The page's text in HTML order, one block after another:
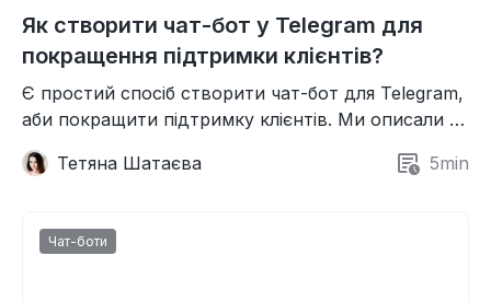
Як створити чат-бот у Telegram для
покращення підтримки клієнтів?
Є простий спосіб створити чат-бот для Telegram,
аби покращити підтримку клієнтів. Ми описали 9
кроків, які ви можете виконати просто сьогодні.
Тетяна Шатаєва
5min
Чат-боти